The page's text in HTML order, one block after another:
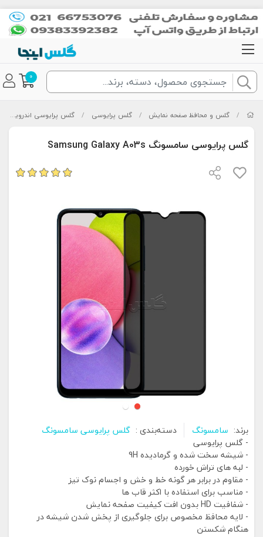
0
/ گلس و محافظ صفحه نمایش / گلس پرایوسی / گلس پرایوسی اندروید
گلس پرایوسی سامسونگ Samsung Galaxy A03s
برند: سامسونگ دسته‌بندی : گلس پرایوسی سامسونگ
- گلس پرایوسی
- شیشه سخت شده و گرمادیده 9H
- لبه های تراش خورده
- مقاوم در برابر هر گونه خط و خش و اجسام نوک تیز
- مناسب برای استفاده با اکثر قاب ها
- شفافیت HD بدون افت کیفیت صفحه نمایش
- لایه محافظ مخصوص برای جلوگیری از پخش شدن شیشه در
هنگام شکستن